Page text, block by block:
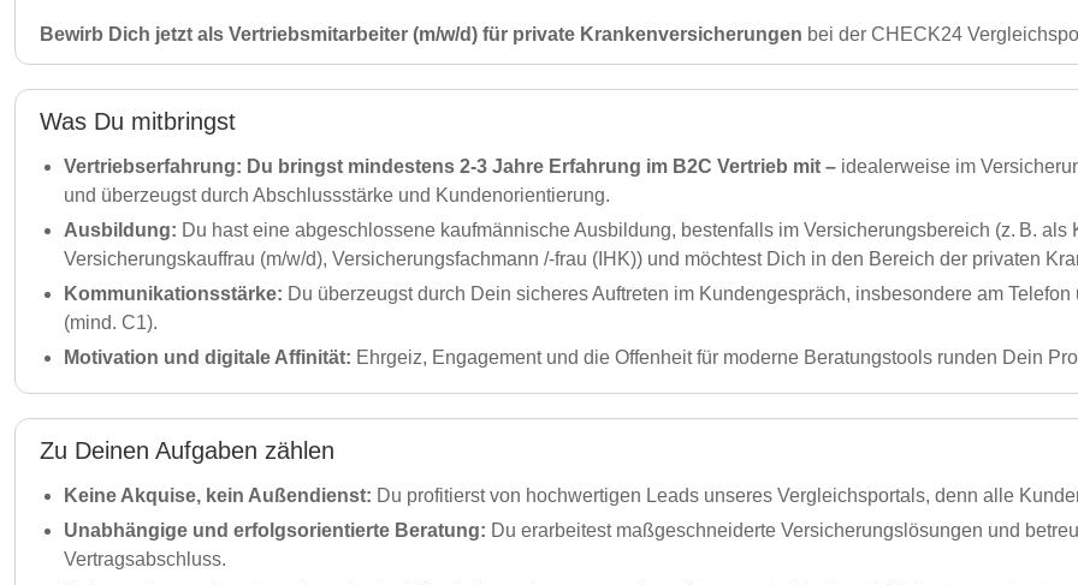
Bewirb Dich jetzt als Vertriebsmitarbeiter (m/w/d) für private Krankenversicherungen bei der CHECK24
Was Du mitbringst
Vertriebserfahrung: Du bringst mindestens 2-3 Jahre Erfahrung im B2C Vertrieb mit – idealerweise im
und überzeugst durch Abschlussstärke und Kundenorientierung.
Ausbildung: Du hast eine abgeschlossene kaufmännische Ausbildung, bestenfalls im Versicherungsbereich (z. B.
Versicherungskauffrau (m/w/d), Versicherungsfachmann /-frau (IHK)) und möchtest Dich in den Bereich der privaten
Kommunikationsstärke: Du überzeugst durch Dein sicheres Auftreten im Kundengespräch, insbesondere am
(mind. C1).
Motivation und digitale Affinität: Ehrgeiz, Engagement und die Offenheit für moderne Beratungstools runden Dein
Zu Deinen Aufgaben zählen
Keine Akquise, kein Außendienst: Du profitierst von hochwertigen Leads unseres Vergleichsportals, denn alle
Unabhängige und erfolgsorientierte Beratung: Du erarbeitest maßgeschneiderte Versicherungslösungen und
Vertragsabschluss.